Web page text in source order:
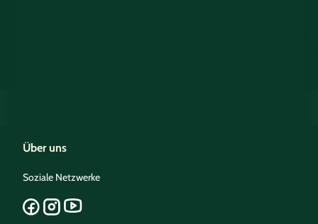
Über uns
Soziale Netzwerke